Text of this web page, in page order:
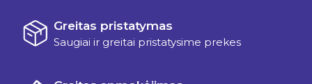
Greitas pristatymas
Saugiai ir greitai pristatysime prekes